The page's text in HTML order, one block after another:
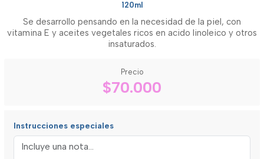
120ml
Se desarrollo pensando en la necesidad de la piel, con
vitamina E y aceites vegetales ricos en acido linoleico y otros
insaturados.
Precio
$70.000
Instrucciones especiales